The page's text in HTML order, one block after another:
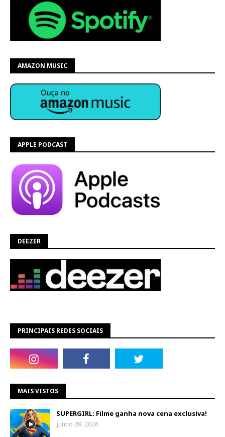
AMAZON MUSIC
APPLE PODCAST
DEEZER
PRINCIPAIS REDES SOCIAIS
MAIS VISTOS
SUPERGIRL: Filme ganha nova cena exclusiva!
junho 09, 2026